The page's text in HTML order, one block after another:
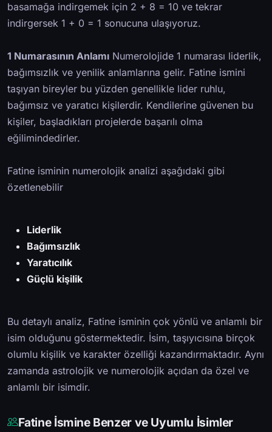
basamağa indirgemek için 2 + 8 = 10 ve tekrar
indirgersek 1 + 0 = 1 sonucuna ulaşıyoruz.
1 Numarasının Anlamı Numerolojide 1 numarası liderlik,
bağımsızlık ve yenilik anlamlarına gelir. Fatine ismini
taşıyan bireyler bu yüzden genellikle lider ruhlu,
bağımsız ve yaratıcı kişilerdir. Kendilerine güvenen bu
kişiler, başladıkları projelerde başarılı olma
eğilimindedirler.
Fatine isminin numerolojik analizi aşağıdaki gibi
özetlenebilir
Liderlik
Bağımsızlık
Yaratıcılık
Güçlü kişilik
Bu detaylı analiz, Fatine isminin çok yönlü ve anlamlı bir
isim olduğunu göstermektedir. İsim, taşıyıcısına birçok
olumlu kişilik ve karakter özelliği kazandırmaktadır. Aynı
zamanda astrolojik ve numerolojik açıdan da özel ve
anlamlı bir isimdir.
Fatine İsmine Benzer ve Uyumlu İsimler